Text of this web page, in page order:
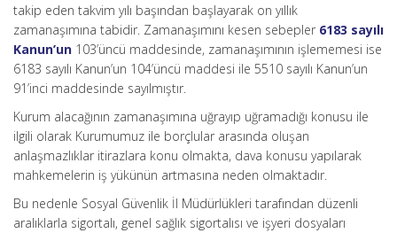
takip eden takvim yılı başından başlayarak on yıllık
zamanaşımına tabidir. Zamanaşımını kesen sebepler 6183 sayılı
Kanun’un 103’üncü maddesinde, zamanaşımının işlememesi ise
6183 sayılı Kanun’un 104’üncü maddesi ile 5510 sayılı Kanun’un
91’inci maddesinde sayılmıştır.
Kurum alacağının zamanaşımına uğrayıp uğramadığı konusu ile
ilgili olarak Kurumumuz ile borçlular arasında oluşan
anlaşmazlıklar itirazlara konu olmakta, dava konusu yapılarak
mahkemelerin iş yükünün artmasına neden olmaktadır.
Bu nedenle Sosyal Güvenlik İl Müdürlükleri tarafından düzenli
aralıklarla sigortalı, genel sağlık sigortalısı ve işyeri dosyaları